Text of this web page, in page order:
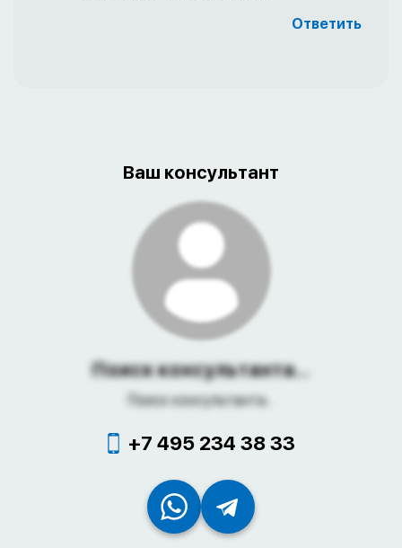
Ответить
Ваш консультант
Поиск консультанта...
Поиск консультанта...
+7 495 234 38 33